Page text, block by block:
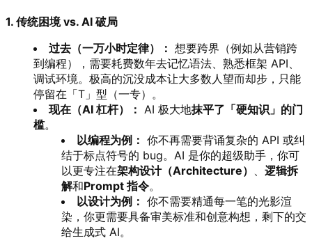
1. 传统困境 vs. AI 破局
过去（一万小时定律）： 想要跨界（例如从营销跨
到编程），需要耗费数年去记忆语法、熟悉框架 API、
调试环境。极高的沉没成本让大多数人望而却步，只能
停留在「T」型（一专）。
现在（AI 杠杆）： AI 极大地抹平了「硬知识」的门
槛。
以编程为例： 你不再需要背诵复杂的 API 或纠
结于标点符号的 bug。AI 是你的超级助手，你可
以更专注在架构设计（Architecture） 、 逻辑拆
解和Prompt 指令。
以设计为例： 你不需要精通每一笔的光影渲
染，你更需要具备审美标准和创意构想，剩下的交
给生成式 AI。